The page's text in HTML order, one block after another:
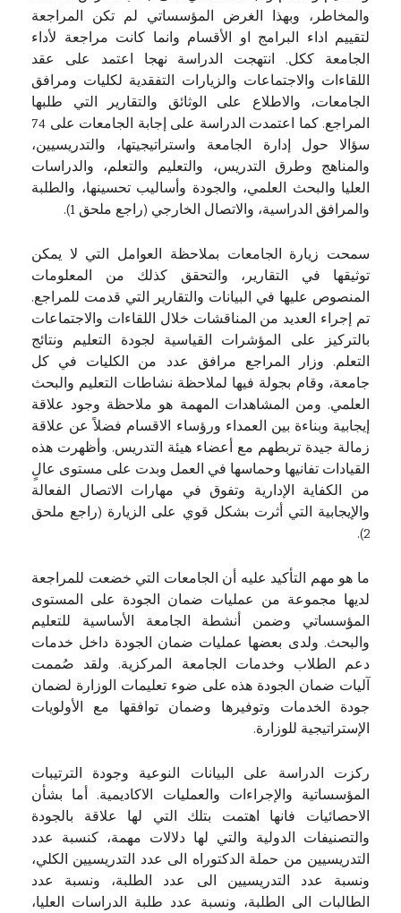
والمخاطر، وبهذا الغرض المؤسساتي لم تكن المراجعة
لتقييم اداء البرامج او الأقسام وانما كانت مراجعة لأداء
الجامعة ككل. انتهجت الدراسة نهجا اعتمد على عقد
اللقاءات والاجتماعات والزيارات التفقدية لكليات ومرافق
الجامعات، والاطلاع على الوثائق والتقارير التي طلبها
المراجع. كما اعتمدت الدراسة على إجابة الجامعات على 74
سؤالا حول إدارة الجامعة واستراتيجيتها، والتدريسيين،
والمناهج وطرق التدريس، والتعليم والتعلم، والدراسات
العليا والبحث العلمي، والجودة وأساليب تحسينها، والطلبة
والمرافق الدراسية، والاتصال الخارجي (راجع ملحق 1).
سمحت زيارة الجامعات بملاحظة العوامل التي لا يمكن
توثيقها في التقارير، والتحقق كذلك من المعلومات
المنصوص عليها في البيانات والتقارير التي قدمت للمراجع.
تم إجراء العديد من المناقشات خلال اللقاءات والاجتماعات
بالتركيز على المؤشرات القياسية لجودة التعليم ونتائج
التعلم. وزار المراجع مرافق عدد من الكليات في كل
جامعة، وقام بجولة فيها لملاحظة نشاطات التعليم والبحث
العلمي. ومن المشاهدات المهمة هو ملاحظة وجود علاقة
إيجابية وبناءة بين العمداء ورؤساء الاقسام فضلاً عن علاقة
زمالة جيدة تربطهم مع أعضاء هيئة التدريس. وأظهرت هذه
القيادات تفانيها وحماسها في العمل وبدت على مستوى عالٍ
من الكفاية الإدارية وتفوق في مهارات الاتصال الفعالة
والإيجابية التي أثرت بشكل قوي على الزيارة (راجع ملحق
2).
ما هو مهم التأكيد عليه أن الجامعات التي خضعت للمراجعة
لديها مجموعة من عمليات ضمان الجودة على المستوى
المؤسساتي وضمن أنشطة الجامعة الأساسية للتعليم
والبحث. ولدى بعضها عمليات ضمان الجودة داخل خدمات
دعم الطلاب وخدمات الجامعة المركزية. ولقد صُممت
آليات ضمان الجودة هذه على ضوء تعليمات الوزارة لضمان
جودة الخدمات وتوفيرها وضمان توافقها مع الأولويات
الإستراتيجية للوزارة.
ركزت الدراسة على البيانات النوعية وجودة الترتيبات
المؤسساتية والإجراءات والعمليات الاكاديمية. أما بشأن
الاحصائيات فانها اهتمت بتلك التي لها علاقة بالجودة
والتصنيفات الدولية والتي لها دلالات مهمة، كنسبة عدد
التدريسيين من حملة الدكتوراه الى عدد التدريسيين الكلي،
ونسبة عدد التدريسيين الى عدد الطلبة، ونسبة عدد
الطالبات الى الطلبة، ونسبة عدد طلبة الدراسات العليا،